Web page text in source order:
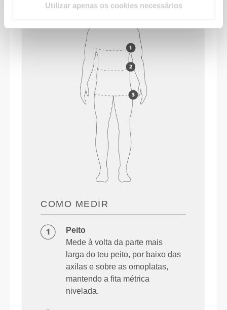
Utilizar apenas os cookies necessários
COMO MEDIR
Peito
Mede à volta da parte mais
larga do teu peito, por baixo das
axilas e sobre as omoplatas,
mantendo a fita métrica
nivelada.